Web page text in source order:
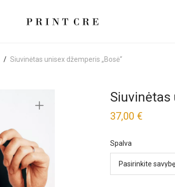
/ Siuvinėtas unisex džemperis „Bosė“
Siuvinėtas
37,00 €
Spalva